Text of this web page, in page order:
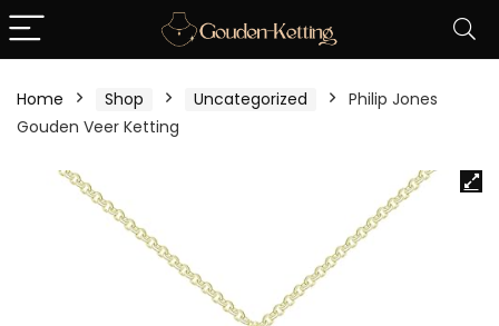
Home Shop Uncategorized
Philip Jones
Gouden Veer Ketting